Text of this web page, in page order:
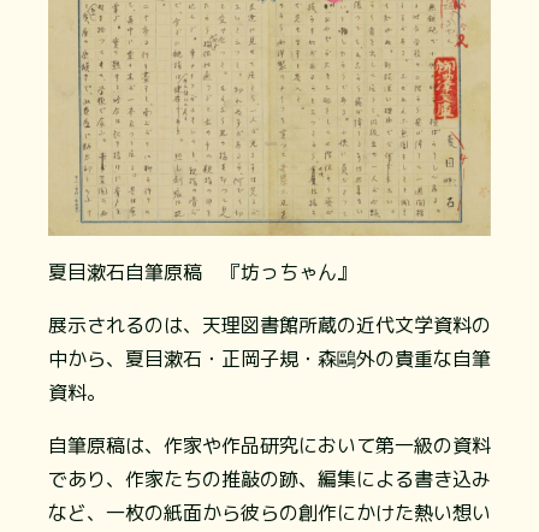
夏目漱石自筆原稿 『坊っちゃん』
展示されるのは、天理図書館所蔵の近代文学資料の
中から、夏目漱石・正岡子規・森鷗外の貴重な自筆
資料。
自筆原稿は、作家や作品研究において第一級の資料
であり、作家たちの推敲の跡、編集による書き込み
など、一枚の紙面から彼らの創作にかけた熱い想い